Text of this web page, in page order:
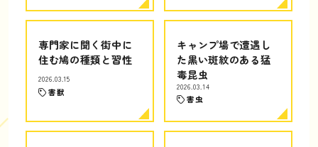
専門家に聞く街中に
住む鳩の種類と習性
2026.03.15
害獣
キャンプ場で遭遇し
た黒い斑紋のある猛
毒昆虫
2026.03.14
害虫